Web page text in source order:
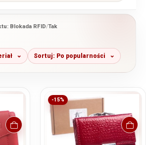
Blokada RFID/Tak
Sortuj: Po popularności
-15%